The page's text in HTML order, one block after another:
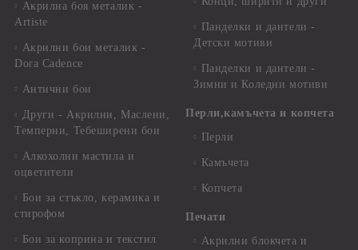
Акрилна боя металик -
Artiste
Акрилни бои металик -
Dora Cadence
Антични бои
Други - Акрилни, Маслени,
Темперни, Тебеширени бои
Алкохолни мастила и
оцветители
Бои за стъкло, керамика и
стирофом
Бои за коприна и текстил
Панделки и дантели -
Детски мотиви
Панделки и дантели -
Зимни и Коледни мотиви
Перли,камъчета и копчета
Перли
Камъчета
Копчета
Печати
Акрилни блокчета и